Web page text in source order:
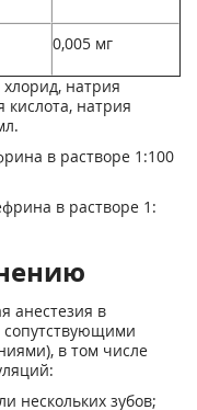
0,005 мг
натрия
кислота, натрия
в растворе 1:100
в растворе 1:
анестезия в
сопутствующими
в том числе
нескольких зубов;